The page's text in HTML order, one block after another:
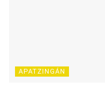
APATZINGÁN